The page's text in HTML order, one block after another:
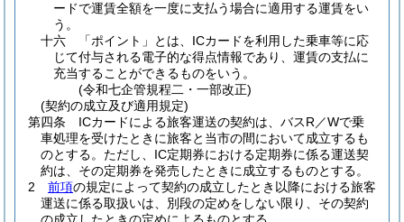
ードで運賃全額を一度に支払う場合に適用する運賃をい
う。
十六
「ポイント」とは、ICカードを利用した乗車等に応
じて付与される電子的な得点情報であり、運賃の支払に
充当することができるものをいう。
(令和七企管規程二・一部改正)
(契約の成立及び適用規定)
第四条
ICカードによる旅客運送の契約は、バスR／Wで乗
車処理を受けたときに旅客と当市の間において成立するも
のとする。 ただし、IC定期券における定期券に係る運送契
約は、その定期券を発売したときに成立するものとする。
2
前項の規定によって契約の成立したとき以降における旅客
運送に係る取扱いは、別段の定めをしない限り、その契約